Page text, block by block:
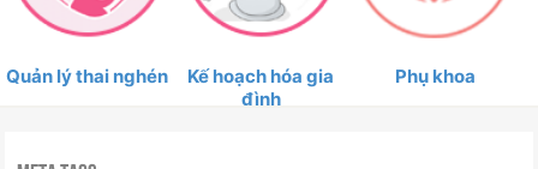
Quản lý thai nghén
Kế hoạch hóa gia
đình
Phụ khoa